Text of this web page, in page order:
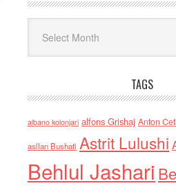
TAGS
albano kolonjari alfons Grishaj Anton
asllan Bushati Astrit Lulushi
Behlul Jashari